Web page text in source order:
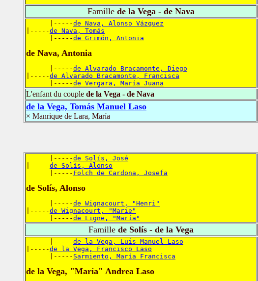
Famillede la Vega - de Nava
      |-----
de Nava, Alonso Vázquez
|-----de Nava, Tomás
      |-----
de Grimón, Antonia
de Nava, Antonia
      |-----
de Alvarado Bracamonte, Diego
|-----de Alvarado Bracamonte, Francisca
      |-----
de Vergara, María Juana
L'enfant du couple de la Vega - de Nava
de la Vega, Tomás Manuel Laso
× Manrique de Lara, María
      |-----
de Solís, José
|-----de Solís, Alonso
      |-----
Folch de Cardona, Josefa
de Solís, Alonso
      |-----
de Wignacourt, "Henri"
|-----de Wignacourt, "Marie"
      |-----
de Ligne, "María"
Famillede Solís - de la Vega
      |-----
de la Vega, Luis Manuel Laso
|-----de la Vega, Francisco Laso
      |-----
Sarmiento, María Francisca
de la Vega, "María" Andrea Laso